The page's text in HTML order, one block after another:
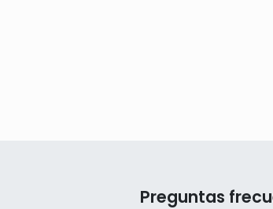
Preguntas